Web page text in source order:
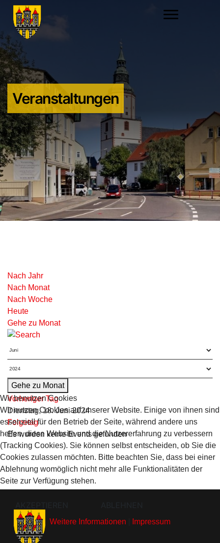
Veranstaltungen
Nach Jahr
Nach Monat
Nach Woche
Heute
Gehe zu Monat
Gehe zu Monat
Vorheriger Tag
Dienstag, 18. Juni 2024
Folgetag
Es wurden keine Events gefunden
Wir benutzen Cookies
Wir nutzen Cookies auf unserer Website. Einige von ihnen sind
essenziell für den Betrieb der Seite, während andere uns
helfen, diese Website und die Nutzererfahrung zu verbessern
(Tracking Cookies). Sie können selbst entscheiden, ob Sie die
Cookies zulassen möchten. Bitte beachten Sie, dass bei einer
Ablehnung womöglich nicht mehr alle Funktionalitäten der
Seite zur Verfügung stehen.
Weitere Informationen Impressum